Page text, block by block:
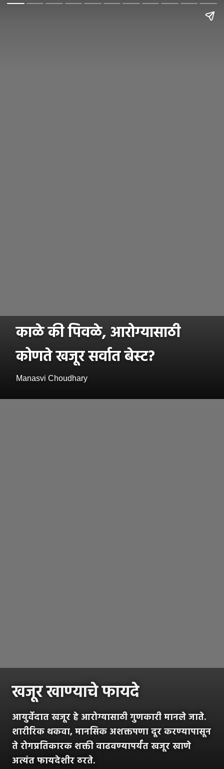
काळे की पिवळे, आरोग्यासाठी
कोणते खजूर सर्वात बेस्ट?
Manasvi Choudhary
खजूर खाण्याचे फायदे
आयुर्वेदात खजूर हे आरोग्यासाठी गुणकारी मानले जाते.
शारीरिक थकवा, मानसिक अशक्तपणा दूर करण्यापासून
ते रोगप्रतिकारक शक्ती वाढवण्यापर्यंत खजूर खाणे
अत्यंत फायदेशीर ठरते.